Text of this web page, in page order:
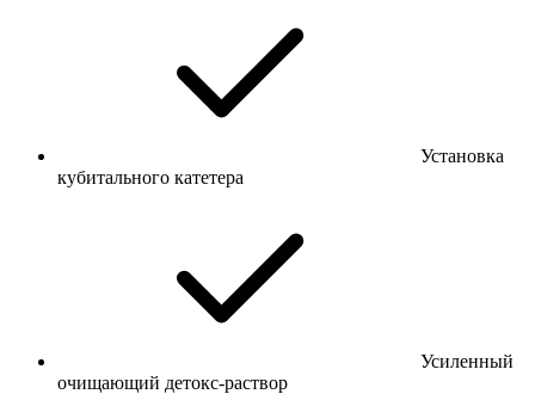
Установка
кубитального катетера
Усиленный
очищающий детокс-раствор